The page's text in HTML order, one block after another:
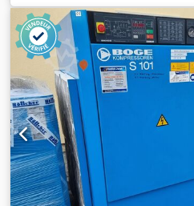
(10800 L/min) ; moteur de 65
bar ; kilométrage 2690 h ;
2007 prix net : 21900 zł prix
entièrement opérationnel ;